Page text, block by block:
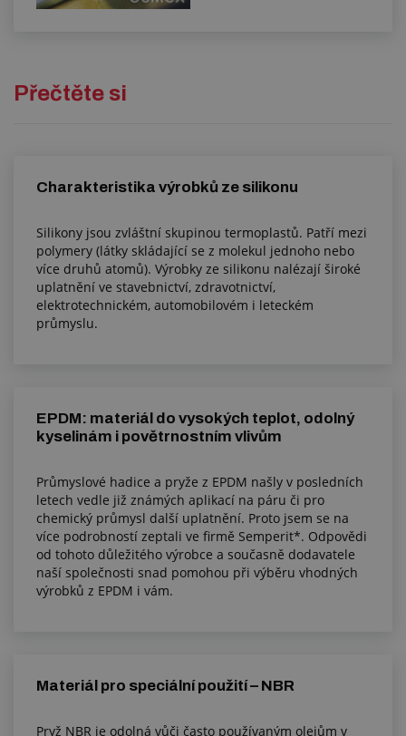
Přečtěte si
Charakteristika výrobků ze silikonu
Silikony jsou zvláštní skupinou termoplastů. Patří mezi
polymery (látky skládající se z molekul jednoho nebo
více druhů atomů). Výrobky ze silikonu nalézají široké
uplatnění ve stavebnictví, zdravotnictví,
elektrotechnickém, automobilovém i leteckém
průmyslu.
EPDM: materiál do vysokých teplot, odolný
kyselinám i povětrnostním vlivům
Průmyslové hadice a pryže z EPDM našly v posledních
letech vedle již známých aplikací na páru či pro
chemický průmysl další uplatnění. Proto jsem se na
více podrobností zeptali ve firmě Semperit*. Odpovědi
od tohoto důležitého výrobce a současně dodavatele
naší společnosti snad pomohou při výběru vhodných
výrobků z EPDM i vám.
Materiál pro speciální použití – NBR
Pryž NBR je odolná vůči často používaným olejům v